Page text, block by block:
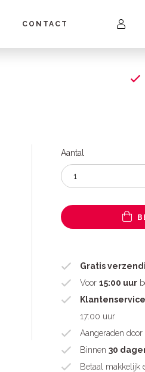
CONTACT
Aantal
Gratis
Voor 15:00 uur
Klantenservice
17:00 uur
Aangeraden
Binnen 30
Betaal makkelijk